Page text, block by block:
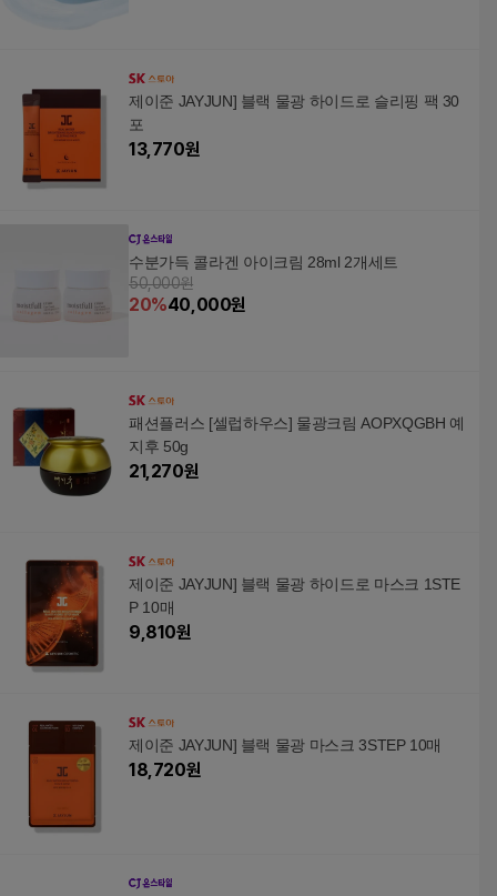
제이준 JAYJUN] 블랙 물광 하이드로 슬리핑 팩 30
포
13,770원
수분가득 콜라겐 아이크림 28ml 2개세트
50,000원
20%40,000원
패션플러스 [셀럽하우스] 물광크림 AOPXQGBH 예
지후 50g
21,270원
제이준 JAYJUN] 블랙 물광 하이드로 마스크 1STE
P 10매
9,810원
제이준 JAYJUN] 블랙 물광 마스크 3STEP 10매
18,720원